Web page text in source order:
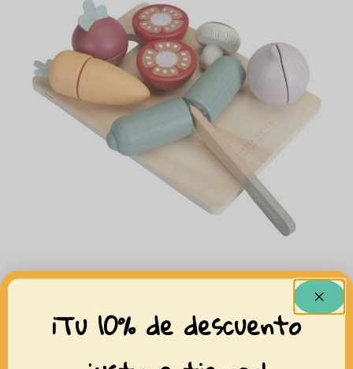
17,99 €
¡Tu 10% de descuento